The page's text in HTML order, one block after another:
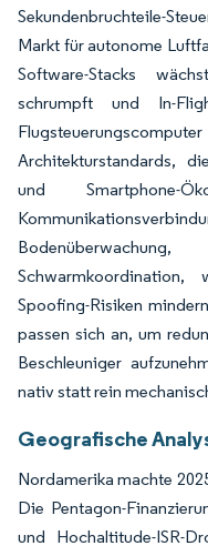
Sekundenbruchteile-
Markt für autonome
Software-Stacks
schrumpft und In-
Architekturstandards,
und Smartphone-
Bodenüberwachung,
Schwarmkoordination,
Spoofing-Risiken
passen sich an, um
Beschleuniger
nativ statt rein
Geografische
Nordamerika machte
Die Pentagon-
und Hochaltitude-ISR-